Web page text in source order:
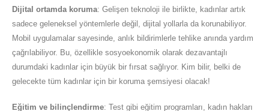
Dijital ortamda koruma: Gelişen teknoloji ile birlikte, kadınlar artık
sadece geleneksel yöntemlerle değil, dijital yollarla da korunabiliyor.
Mobil uygulamalar sayesinde, anlık bildirimlerle tehlike anında yardım
çağrılabiliyor. Bu, özellikle sosyoekonomik olarak dezavantajlı
durumdaki kadınlar için büyük bir fırsat sağlıyor. Kim bilir, belki de
gelecekte tüm kadınlar için bir koruma şemsiyesi olacak!
Eğitim ve bilinçlendirme: Test gibi eğitim programları, kadın hakları